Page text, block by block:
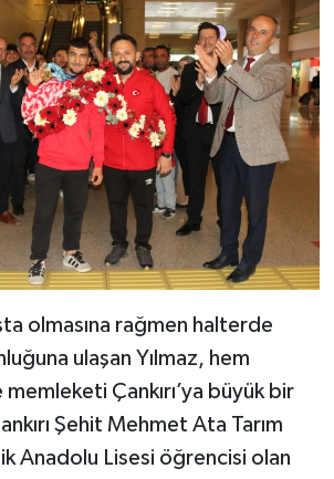
olmasına rağmen halterde
ulaşan Yılmaz, hem
Çankırı’ya büyük bir
Şehit Mehmet Ata Tarım
Anadolu Lisesi öğrencisi olan